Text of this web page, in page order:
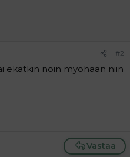
#2
ekatkin noin myöhään niin
Vastaa